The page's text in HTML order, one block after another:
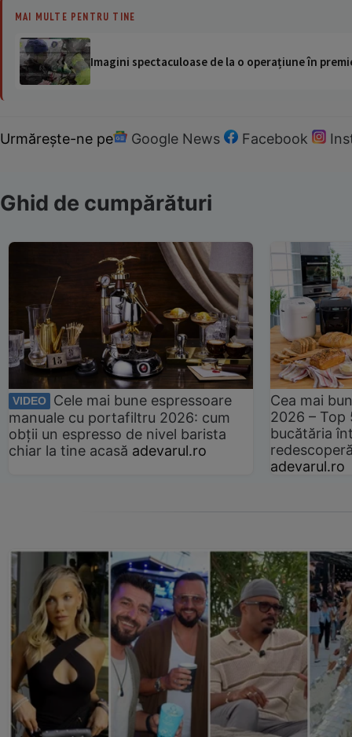
MAI MULTE PENTRU TINE
Imagini spectaculoase de la o operațiune în
Urmărește-ne pe Google News Facebook
Ghid de cumpărături
VIDEO
Cele mai bune espressoare
manuale cu portafiltru 2026: cum
obții un espresso de nivel barista
chiar la tine acasă adevarul.ro
Cea mai
2026 –
bucătăria
adevarul.ro